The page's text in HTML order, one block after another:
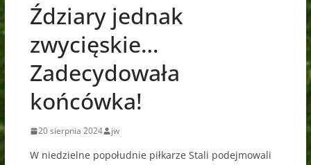
Ździary jednak
zwycięskie…
Zadecydowała
końcówka!
20 sierpnia 2024 jw
W niedzielne popołudnie piłkarze Stali podejmowali